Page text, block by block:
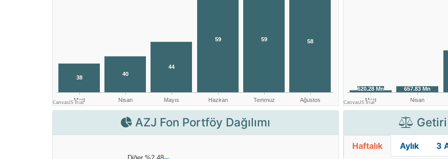
AZJ Fon Portföy Dağılımı
Haftalık Aylık 3